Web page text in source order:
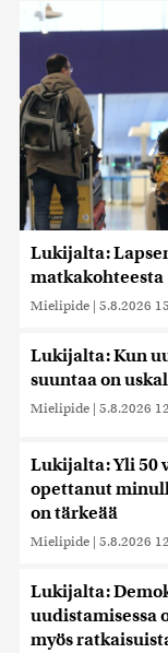
Lukijalta:
matkakohteesta
Mielipide | 5.8.2026
Lukijalta: Kun
suuntaa on
Mielipide | 5.8.2026
Lukijalta: Yli 50
opettanut
on tärkeää
Mielipide | 5.8.2026
Lukijalta:
uudistamisessa
myös